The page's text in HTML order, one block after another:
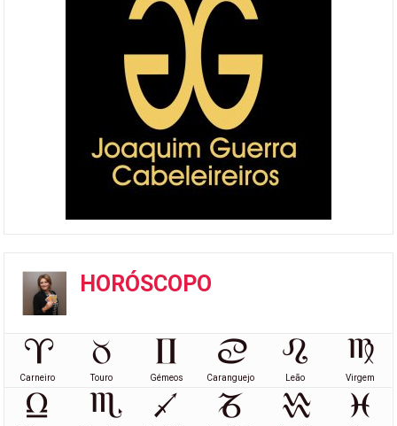
HORÓSCOPO
Carneiro Touro Gémeos Caranguejo Leão Virgem